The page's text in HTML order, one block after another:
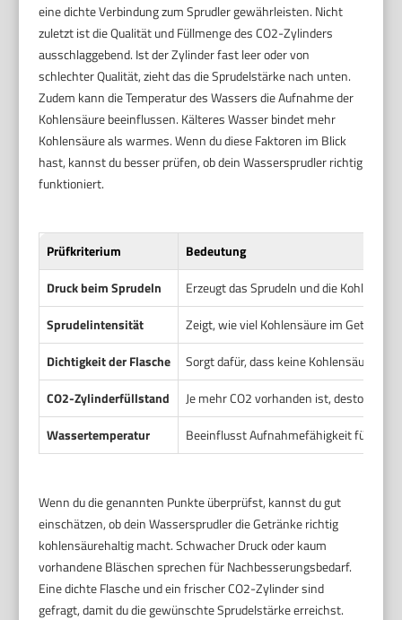
eine dichte Verbindung zum Sprudler gewährleisten. Nicht
zuletzt ist die Qualität und Füllmenge des CO2-Zylinders
ausschlaggebend. Ist der Zylinder fast leer oder von
schlechter Qualität, zieht das die Sprudelstärke nach unten.
Zudem kann die Temperatur des Wassers die Aufnahme der
Kohlensäure beeinflussen. Kälteres Wasser bindet mehr
Kohlensäure als warmes. Wenn du diese Faktoren im Blick
hast, kannst du besser prüfen, ob dein Wassersprudler richtig
funktioniert.
Prüfkriterium
Bedeutung
Druck beim Sprudeln
Erzeugt das Sprudeln und die
Sprudelintensität
Zeigt, wie viel Kohlensäure im Getränk
Dichtigkeit der Flasche
Sorgt dafür, dass keine Kohlensäure
CO2-Zylinderfüllstand
Je mehr CO2 vorhanden ist, desto
Wassertemperatur
Beeinflusst Aufnahmefähigkeit für
Wenn du die genannten Punkte überprüfst, kannst du gut
einschätzen, ob dein Wassersprudler die Getränke richtig
kohlensäurehaltig macht. Schwacher Druck oder kaum
vorhandene Bläschen sprechen für Nachbesserungsbedarf.
Eine dichte Flasche und ein frischer CO2-Zylinder sind
gefragt, damit du die gewünschte Sprudelstärke erreichst.